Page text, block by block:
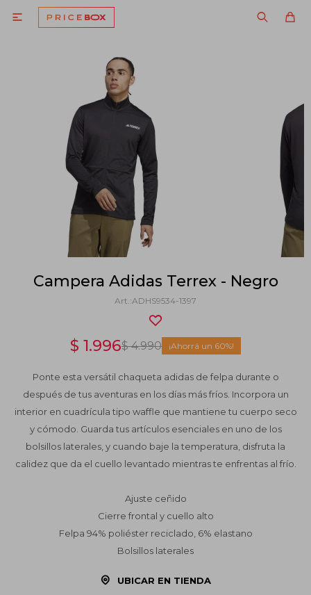

Campera Adidas Terrex - Negro
ADHS9534-1397
$ 1.996$ 4.990 60
Ponte esta versátil chaqueta adidas de felpa durante o
después de tus aventuras en los días más fríos. Incorpora un
interior en cuadrícula tipo waffle que mantiene tu cuerpo seco
y cómodo. Guarda tus artículos esenciales en uno de los
bolsillos laterales, y cuando baje la temperatura, disfruta la
calidez que da el cuello levantado mientras te enfrentas al frío.
Ajuste ceñido
Cierre frontal y cuello alto
Felpa 94% poliéster reciclado, 6% elastano
Bolsillos laterales
UBICAR EN TIENDA